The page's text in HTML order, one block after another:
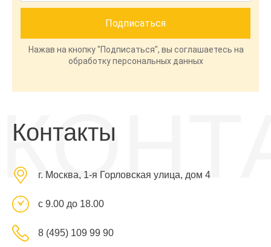
Нажав на кнопку "Подписаться", вы соглашаетесь на
обработку персональных данных
Контакты
г. Москва, 1-я Горловская улица, дом 4
с 9.00 до 18.00
8 (495) 109 99 90